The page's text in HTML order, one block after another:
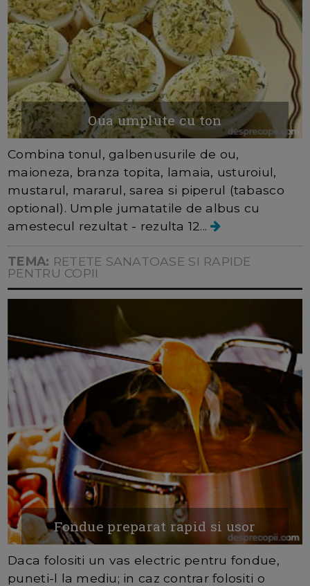
Oua umplute cu ton
Combina tonul, galbenusurile de ou,
maioneza, branza topita, lamaia, usturoiul,
mustarul, mararul, sarea si piperul (tabasco
optional). Umple jumatatile de albus cu
amestecul rezultat - rezulta 12...
TEMA: RETETE SANATOASE SI RAPIDE
PENTRU COPII
Fondue preparat rapid si usor
Daca folositi un vas electric pentru fondue,
puneti-l la mediu; in caz contrar folositi o